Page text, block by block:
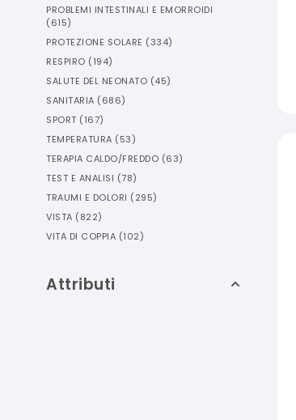
PROBLEMI INTESTINALI E EMORROIDI
(615)
PROTEZIONE SOLARE (334)
RESPIRO (194)
SALUTE DEL NEONATO (45)
SANITARIA (686)
SPORT (167)
TEMPERATURA (53)
TERAPIA CALDO/FREDDO (63)
TEST E ANALISI (78)
TRAUMI E DOLORI (295)
VISTA (822)
VITA DI COPPIA (102)
Attributi